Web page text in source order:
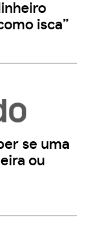
isca”
se uma
ou